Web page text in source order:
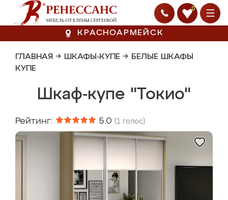
0
КРАСНОАРМЕЙСК
ГЛАВНАЯ → ШКАФЫ-КУПЕ → БЕЛЫЕ ШКАФЫ
КУПЕ
Шкаф-купе "Токио"
Рейтинг: 5.0 (1 голос)